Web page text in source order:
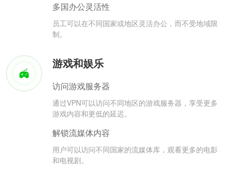
多国办公灵活性
员工可以在不同国家或地区灵活办公，而不受地域限
制。
游戏和娱乐
访问游戏服务器
通过VPN可以访问不同地区的游戏服务器，享受更多
游戏内容和更低的延迟。
解锁流媒体内容
用户可以访问不同国家的流媒体库，观看更多的电影
和电视剧。